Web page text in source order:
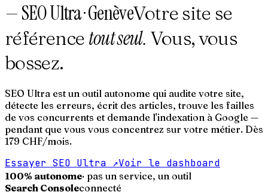
—SEO Ultra · GenèveVotre site se
référence tout seul. Vous, vous
bossez.
SEO Ultra est un outil autonome qui audite votre site,
détecte les erreurs, écrit des articles, trouve les failles
de vos concurrents et demande l'indexation à Google —
pendant que vous vous concentrez sur votre métier. Dès
179 CHF/mois.
Essayer SEO Ultra ↗Voir le dashboard
100% autonome· pas un service, un outil
Search Consoleconnecté